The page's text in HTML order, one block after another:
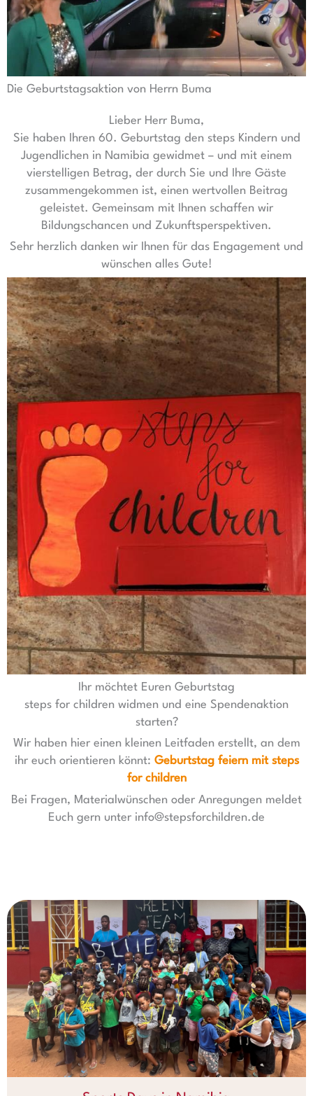
Die Geburtstagsaktion von Herrn Buma
Lieber Herr Buma,
Sie haben Ihren 60. Geburtstag den steps Kindern und
Jugendlichen in Namibia gewidmet – und mit einem
vierstelligen Betrag, der durch Sie und Ihre Gäste
zusammengekommen ist, einen wertvollen Beitrag
geleistet. Gemeinsam mit Ihnen schaffen wir
Bildungschancen und Zukunftsperspektiven.
Sehr herzlich danken wir Ihnen für das Engagement und
wünschen alles Gute!
Ihr möchtet Euren Geburtstag
steps for children widmen und eine Spendenaktion
starten?
Wir haben hier einen kleinen Leitfaden erstellt, an dem
ihr euch orientieren könnt: Geburtstag feiern mit steps
for children
Bei Fragen, Materialwünschen oder Anregungen meldet
Euch gern unter info@stepsforchildren.de